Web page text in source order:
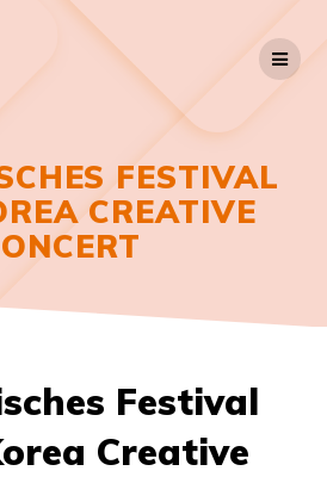
Zum
FESTIVAL
CREATIVE
Festival
Creative